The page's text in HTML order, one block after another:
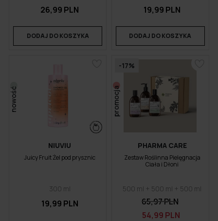
26,99 PLN
DODAJ DO KOSZYKA
19,99 PLN
DODAJ DO KOSZYKA
nowość
NIUVIU
Juicy Fruit Żel pod prysznic
300 ml
19,99 PLN
-17%
promocja
PHARMA CARE
Zestaw Roślinna Pielęgnacja
Ciała i Dłoni
500 ml + 500 ml + 500 ml
65,97 PLN
54,99 PLN